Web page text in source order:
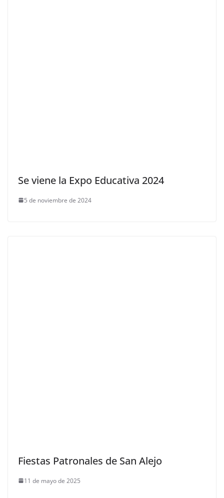
Se viene la Expo Educativa 2024
5 de noviembre de 2024
Fiestas Patronales de San Alejo
11 de mayo de 2025